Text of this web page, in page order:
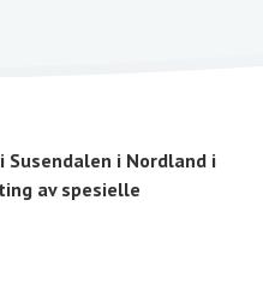
Susendalen i Nordland i
av spesielle